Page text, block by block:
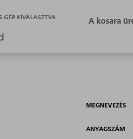
GÉP KIVÁLASZTVA
MEGNEVEZÉS
ANYAGSZÁM